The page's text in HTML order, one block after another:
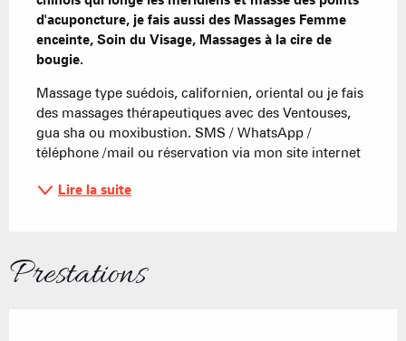
d'acuponcture, je fais aussi des Massages Femme
enceinte, Soin du Visage, Massages à la cire de
bougie.
Massage type suédois, californien, oriental ou je fais
des massages thérapeutiques avec des Ventouses,
gua sha ou moxibustion. SMS / WhatsApp /
téléphone /mail ou réservation via mon site internet
Lire la suite
Prestations